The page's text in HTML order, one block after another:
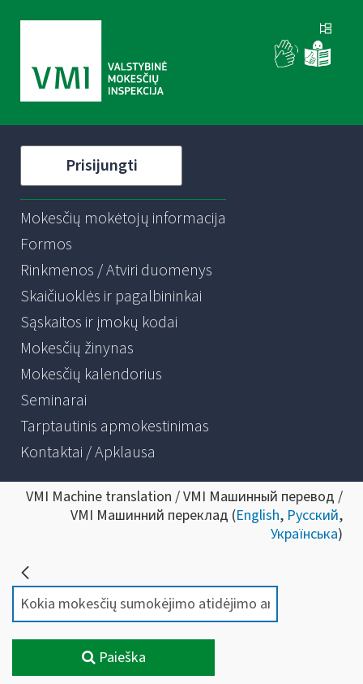
Prisijungti
Mokesčių mokėtojų informacija
Formos
Rinkmenos / Atviri duomenys
Skaičiuoklės ir pagalbininkai
Sąskaitos ir įmokų kodai
Mokesčių žinynas
Mokesčių kalendorius
Seminarai
Tarptautinis apmokestinimas
Kontaktai / Apklausa
VMI Machine translation / VMI Машинный перевод /
VMI Машинний переклад (English, Русский,
Українська)
Paieška